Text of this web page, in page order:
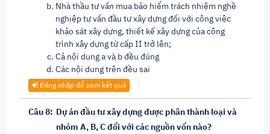
Nhà thầu tư vấn mua bảo hiểm trách nhiệm nghề
nghiệp tư vấn đầu tư xây dựng đối với công việc
khảo sát xây dựng, thiết kế xây dựng của công
trình xây dựng từ cấp II trở lên;
Cả nội dung a và b đều đúng
Các nội dung trên đều sai
Đăng nhập để xem kết quả
Câu 8: Dự án đầu tư xây dựng được phân thành loại và
nhóm A, B, C đối với các nguồn vốn nào?